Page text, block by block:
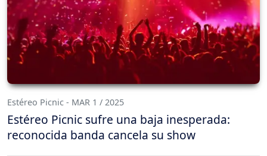
Estéreo Picnic - MAR 1 / 2025
Estéreo Picnic sufre una baja inesperada:
reconocida banda cancela su show